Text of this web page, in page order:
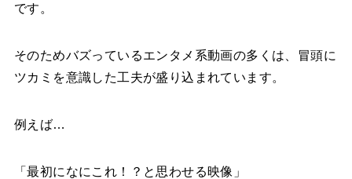
です。
そのためバズっているエンタメ系動画の多くは、冒頭に
ツカミを意識した工夫が盛り込まれています。
例えば…
「最初になにこれ！？と思わせる映像」